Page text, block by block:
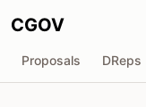
CGOV
Proposals DReps